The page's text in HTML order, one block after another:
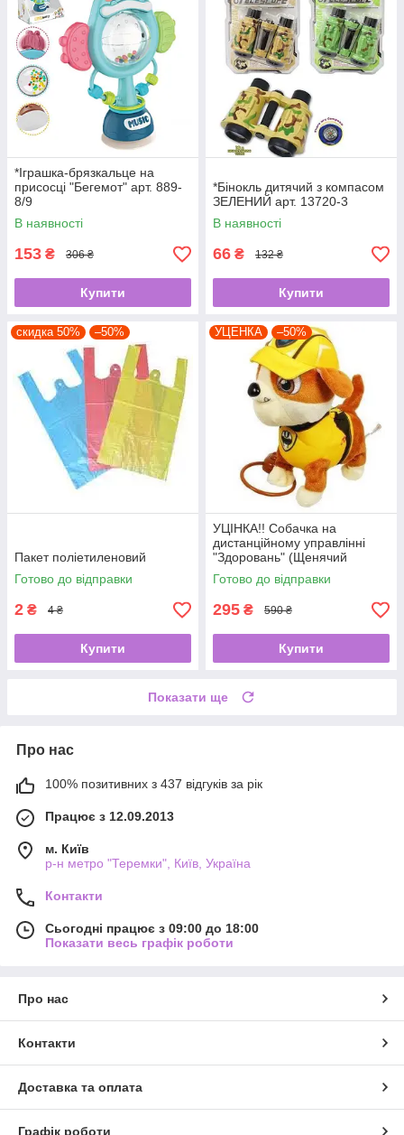
*Іграшка-брязкальце на
присосці "Бегемот" арт. 889-
8/9
В наявності
153 ₴ 306 ₴
Купити
*Бінокль дитячий з компасом
ЗЕЛЕНИЙ арт. 13720-3
В наявності
66 ₴ 132 ₴
Купити
скидка 50% –50%
Пакет поліетиленовий
Готово до відправки
2 ₴ 4 ₴
Купити
УЦЕНКА –50%
УЦІНКА!! Собачка на
дистанційному управлінні
"Здоровань" (Щенячий
патруль) ЖОВТА арт. 37777
Готово до відправки
295 ₴ 590 ₴
Купити
Показати ще
Про нас
100% позитивних з 437 відгуків за рік
Працює з 12.09.2013
м. Київ
р-н метро "Теремки", Київ, Україна
Контакти
Сьогодні працює з 09:00 до 18:00
Показати весь графік роботи
Про нас
Контакти
Доставка та оплата
Графік роботи